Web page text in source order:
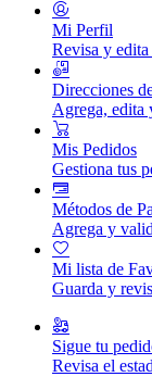
Mi Perfil
Revisa y edita
Direcciones
Agrega, edita
Mis Pedidos
Gestiona tus
Métodos de
Agrega y
Mi lista de
Guarda y
Sigue tu
Revisa el